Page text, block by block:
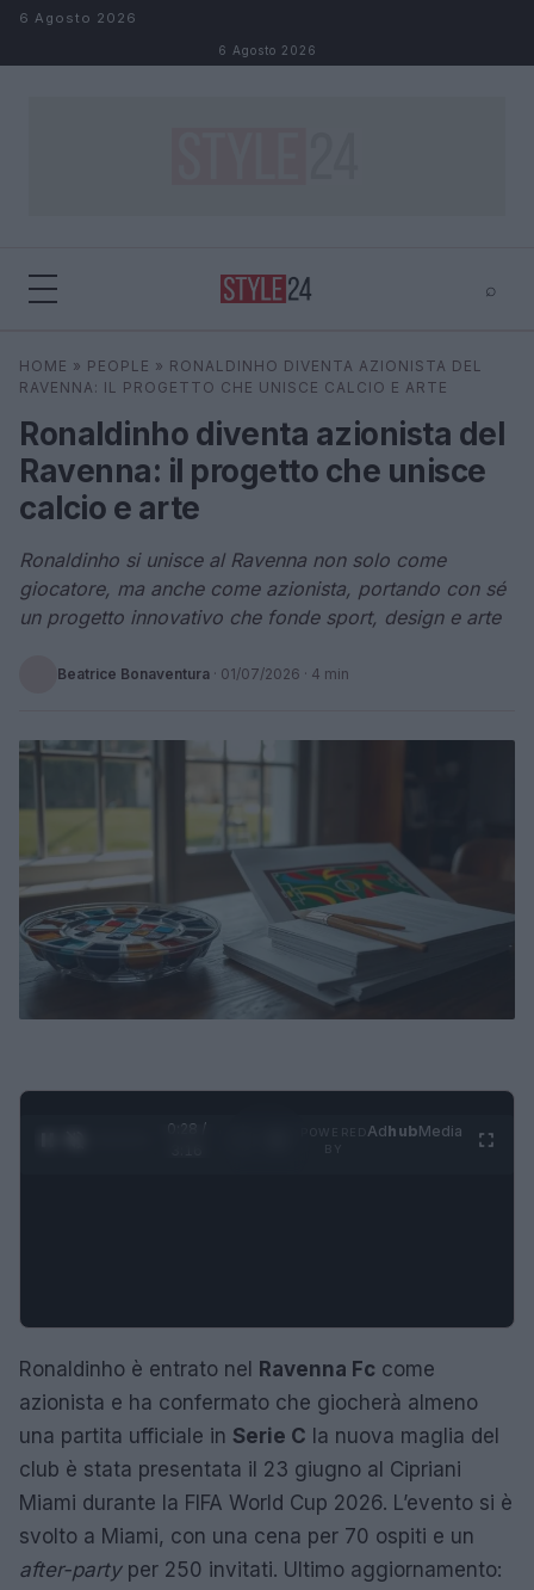
Salta al contenuto
6 Agosto 2026
6 Agosto 2026
⌕
Cerca ⌕
HOME » PEOPLE » RONALDINHO DIVENTA AZIONISTA DEL
RAVENNA: IL PROGETTO CHE UNISCE CALCIO E ARTE
Ronaldinho diventa azionista del
Ravenna: il progetto che unisce
calcio e arte
Ronaldinho si unisce al Ravenna non solo come
giocatore, ma anche come azionista, portando con sé
un progetto innovativo che fonde sport, design e arte
Beatrice Bonaventura · 01/07/2026 · 4 min
0:29 /
AdhubMedia
Ronaldinho è entrato nel Ravenna Fc come
azionista e ha confermato che giocherà almeno
una partita ufficiale in Serie C la nuova maglia del
club è stata presentata il 23 giugno al Cipriani
Miami durante la FIFA World Cup 2026. L’evento si è
svolto a Miami, con una cena per 70 ospiti e un
after-partyper 250 invitati. Ultimo aggiornamento: